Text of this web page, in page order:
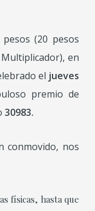
(20 pesos
en
el jueves
premio de
30983.
conmovido, nos
físicas, hasta que